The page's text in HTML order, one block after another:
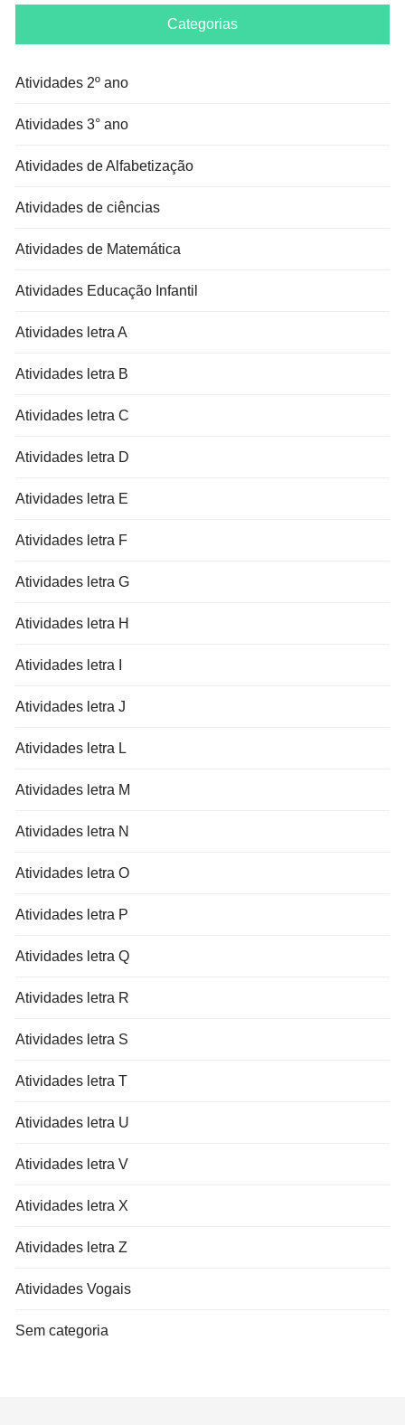
Categorias
Atividades 2º ano
Atividades 3° ano
Atividades de Alfabetização
Atividades de ciências
Atividades de Matemática
Atividades Educação Infantil
Atividades letra A
Atividades letra B
Atividades letra C
Atividades letra D
Atividades letra E
Atividades letra F
Atividades letra G
Atividades letra H
Atividades letra I
Atividades letra J
Atividades letra L
Atividades letra M
Atividades letra N
Atividades letra O
Atividades letra P
Atividades letra Q
Atividades letra R
Atividades letra S
Atividades letra T
Atividades letra U
Atividades letra V
Atividades letra X
Atividades letra Z
Atividades Vogais
Sem categoria